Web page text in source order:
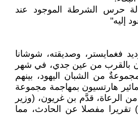
حرس الشرطة الموجود عند
إليه"
فغمايستر، وصديقته، شوشانا
بالقرب من عين جدي، في شهر
قامت مجموعةٌ من الشبان اليهود، بينهم
مائير هارتسيون بمهاجمة مجموعة
الرعاة، قدَّم بن غريون، (وزير
تقريرا مفصلا عن الحادث، مما